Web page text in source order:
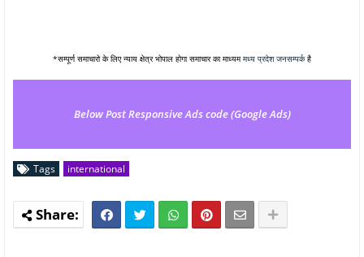
*सम्पूर्ण समाचारो के लिए न्याय क्षेत्र भोपाल होगा समाचार का माध्यममध्य प्रदेश जनसम्पर्कहै
Below Post Responsive Ads code (Google Ads)
Tags international